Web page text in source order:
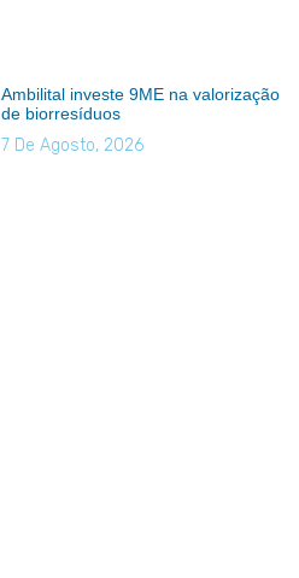
Ambilital investe 9ME na valorização
de biorresíduos
7 De Agosto, 2026